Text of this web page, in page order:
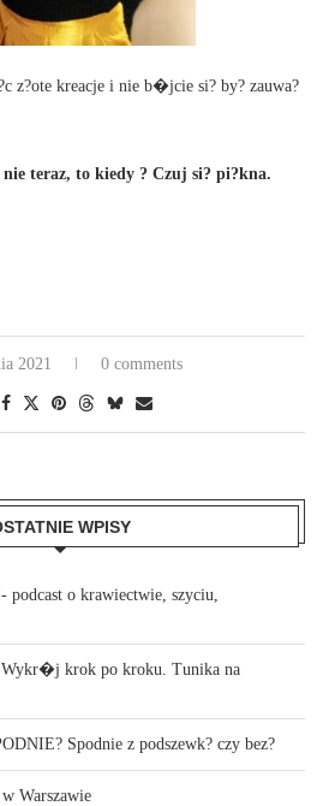
z?ote kreacje i nie b�jcie si? by? zauwa?
teraz, to kiedy ? Czuj si? pi?kna.
2021 0 comments
WPISY
o krawiectwie, szyciu,
krok po kroku. Tunika na
Spodnie z podszewk? czy bez?
Warszawie